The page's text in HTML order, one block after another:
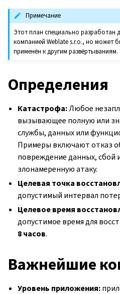
Примечание
Этот план специально разработан
компанией Weblate s.r.o., но может
применён к другим развёртываниям.
Определения
Катастрофа:Любое
вызывающее полную или
службы, данных или
Примеры включают отказ
повреждение данных, сбой
злонамеренную атаку.
Целевая точка
допустимый интервал
Целевое время
допустимое время для
8 часов.
Важнейшие
Уровень приложения: